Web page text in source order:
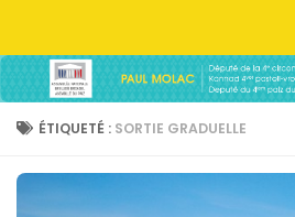
ÉTIQUETÉ : SORTIE GRADUELLE